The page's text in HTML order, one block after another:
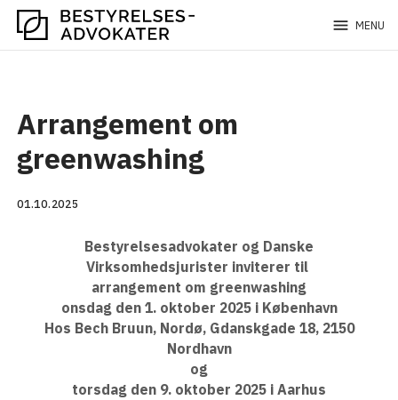
menu MENU
Arrangement om
greenwashing
01.10.2025
Bestyrelsesadvokater og Danske
Virksomhedsjurister inviterer til
arrangement om greenwashing
onsdag den 1. oktober 2025 i København
Hos Bech Bruun, Nordø, Gdanskgade 18, 2150
Nordhavn
og
torsdag den 9. oktober 2025 i Aarhus